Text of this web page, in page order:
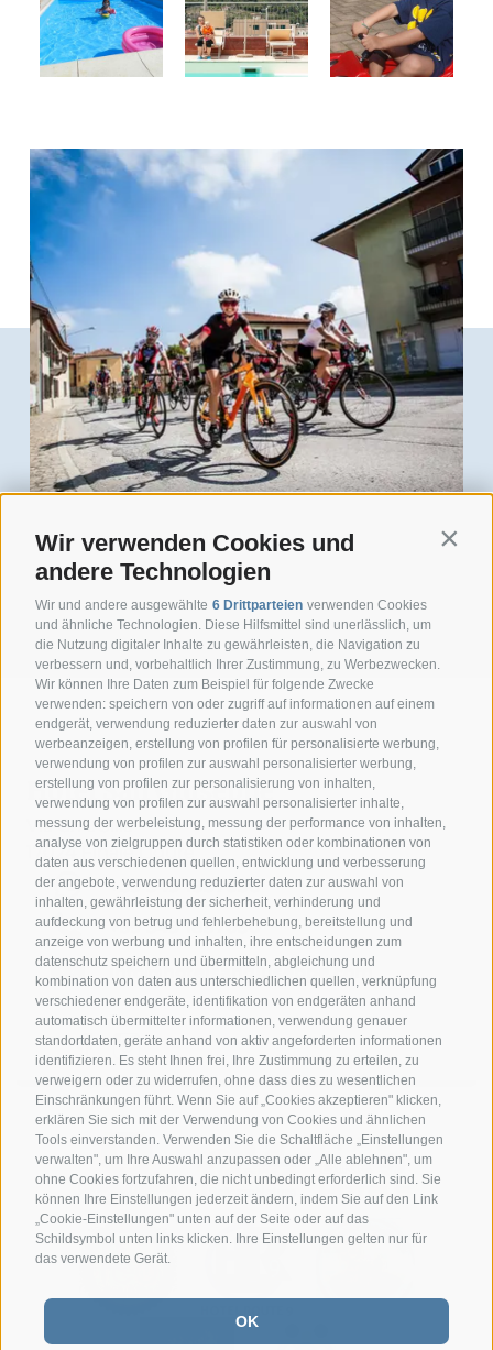
Wir verwenden Cookies und
andere Technologien
Wir und andere ausgewählte 6 Drittparteien verwenden Cookies
und ähnliche Technologien. Diese Hilfsmittel sind unerlässlich, um
die Nutzung digitaler Inhalte zu gewährleisten, die Navigation zu
verbessern und, vorbehaltlich Ihrer Zustimmung, zu Werbezwecken.
Wir können Ihre Daten zum Beispiel für folgende Zwecke
verwenden: speichern von oder zugriff auf informationen auf einem
endgerät, verwendung reduzierter daten zur auswahl von
werbeanzeigen, erstellung von profilen für personalisierte werbung,
verwendung von profilen zur auswahl personalisierter werbung,
erstellung von profilen zur personalisierung von inhalten,
verwendung von profilen zur auswahl personalisierter inhalte,
messung der werbeleistung, messung der performance von inhalten,
analyse von zielgruppen durch statistiken oder kombinationen von
daten aus verschiedenen quellen, entwicklung und verbesserung
der angebote, verwendung reduzierter daten zur auswahl von
inhalten, gewährleistung der sicherheit, verhinderung und
aufdeckung von betrug und fehlerbehebung, bereitstellung und
anzeige von werbung und inhalten, ihre entscheidungen zum
datenschutz speichern und übermitteln, abgleichung und
kombination von daten aus unterschiedlichen quellen, verknüpfung
verschiedener endgeräte, identifikation von endgeräten anhand
automatisch übermittelter informationen, verwendung genauer
standortdaten, geräte anhand von aktiv angeforderten informationen
identifizieren. Es steht Ihnen frei, Ihre Zustimmung zu erteilen, zu
verweigern oder zu widerrufen, ohne dass dies zu wesentlichen
Einschränkungen führt. Wenn Sie auf „Cookies akzeptieren" klicken,
erklären Sie sich mit der Verwendung von Cookies und ähnlichen
Tools einverstanden. Verwenden Sie die Schaltfläche „Einstellungen
verwalten", um Ihre Auswahl anzupassen oder „Alle ablehnen", um
ohne Cookies fortzufahren, die nicht unbedingt erforderlich sind. Sie
können Ihre Einstellungen jederzeit ändern, indem Sie auf den Link
„Cookie-Einstellungen" unten auf der Seite oder auf das
Schildsymbol unten links klicken. Ihre Einstellungen gelten nur für
das verwendete Gerät.
OK
BIKE HOTEL
Hotel San Giuseppe
Via G. A. Silla
17024 Finale Ligure
+39 349 1857050
+39 349 1857050
info@hotelsangiuseppe.com
IT | EN | FR